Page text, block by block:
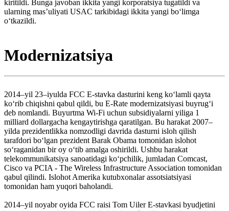
kiritildi. Bunga javoban ikkita yangi korporatsiya tugatildi va
ularning masʼuliyati USAC tarkibidagi ikkita yangi boʻlimga
oʻtkazildi.
Modernizatsiya
2014–yil 23–iyulda FCC E-stavka dasturini keng koʻlamli qayta
koʻrib chiqishni qabul qildi, bu E-Rate modernizatsiyasi buyrugʻi
deb nomlandi. Buyurtma Wi-Fi uchun subsidiyalarni yiliga 1
milliard dollargacha kengaytirishga qaratilgan. Bu harakat 2007–
yilda prezidentlikka nomzodligi davrida dasturni isloh qilish
tarafdori boʻlgan prezident Barak Obama tomonidan islohot
soʻraganidan bir oy oʻtib amalga oshirildi. Ushbu harakat
telekommunikatsiya sanoatidagi koʻpchilik, jumladan Comcast,
Cisco va PCIA - The Wireless Infrastructure Association tomonidan
qabul qilindi. Islohot Amerika kutubxonalar assotsiatsiyasi
tomonidan ham yuqori baholandi.
2014–yil noyabr oyida FCC raisi Tom Uiler E-stavkasi byudjetini